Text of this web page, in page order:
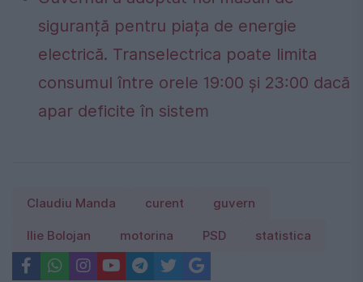
siguranță pentru piața de energie
electrică. Transelectrica poate limita
consumul între orele 19:00 și 23:00 dacă
apar deficite în sistem
Claudiu Manda curent guvern
Ilie Bolojan motorina PSD statistica